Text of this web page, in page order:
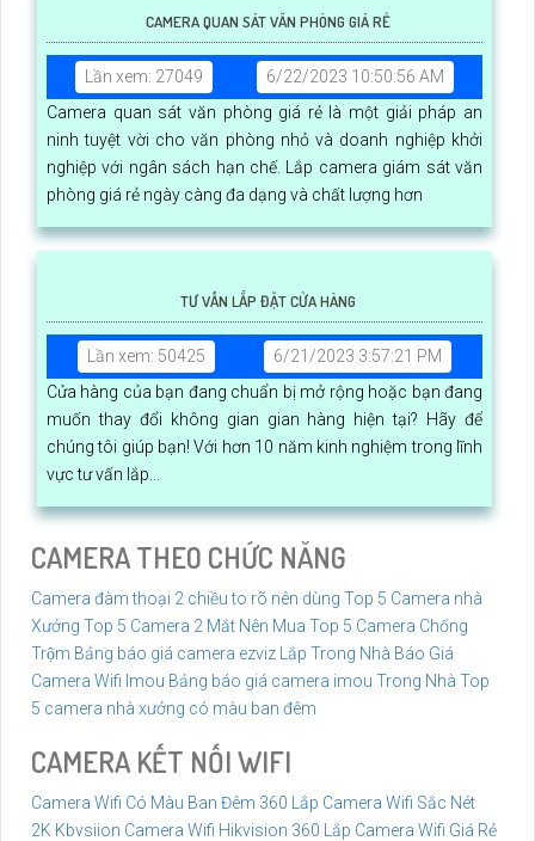
CAMERA QUAN SÁT VĂN PHÒNG GIÁ RẺ
Lần xem: 27049
6/22/2023 10:50:56 AM
Camera quan sát văn phòng giá rẻ là một giải pháp an
ninh tuyệt vời cho văn phòng nhỏ và doanh nghiệp khởi
nghiệp với ngân sách hạn chế. Lắp camera giám sát văn
phòng giá rẻ ngày càng đa dạng và chất lượng hơn
TƯ VẤN LẮP ĐẶT CỬA HÀNG
Lần xem: 50425
6/21/2023 3:57:21 PM
Cửa hàng của bạn đang chuẩn bị mở rộng hoặc bạn đang
muốn thay đổi không gian gian hàng hiện tại? Hãy để
chúng tôi giúp bạn! Với hơn 10 năm kinh nghiệm trong lĩnh
vực tư vấn lắp...
CAMERA THEO CHỨC NĂNG
Camera đàm thoại 2 chiều to rõ nên dùng Top 5 Camera nhà
Xưởng Top 5 Camera 2 Mắt Nên Mua Top 5 Camera Chống
Trộm Bảng báo giá camera ezviz Lắp Trong Nhà Báo Giá
Camera Wifi Imou Bảng báo giá camera imou Trong Nhà Top
5 camera nhà xưởng có màu ban đêm
CAMERA KẾT NỐI WIFI
Camera Wifi Có Màu Ban Đêm 360
Lắp Camera Wifi Sắc Nét
2K Kbvsiion Camera Wifi Hikvision 360
Lắp Camera Wifi Giá Rẻ